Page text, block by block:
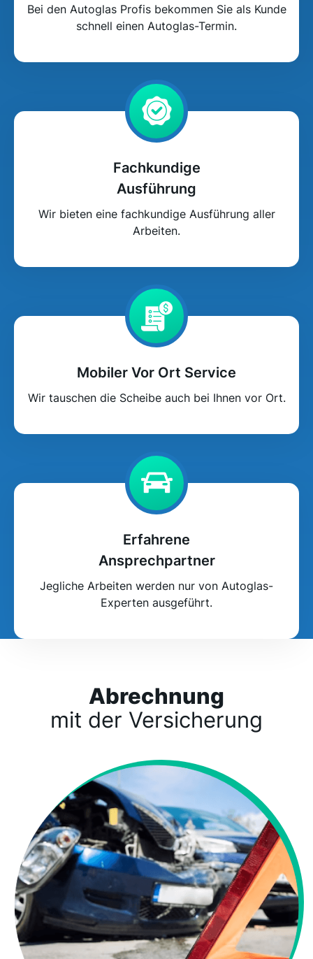
Bei den Autoglas Profis bekommen Sie als Kunde
schnell einen Autoglas-Termin.
Fachkundige
Ausführung
Wir bieten eine fachkundige Ausführung aller
Arbeiten.
Mobiler Vor Ort Service
Wir tauschen die Scheibe auch bei Ihnen vor Ort.
Erfahrene
Ansprechpartner
Jegliche Arbeiten werden nur von Autoglas-
Experten ausgeführt.
Abrechnung
mit der Versicherung